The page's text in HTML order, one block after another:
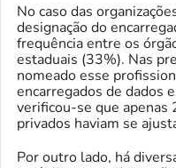
No caso das
designação do
frequência entre os
estaduais (33%). Nas
nomeado esse
encarregados de dados
verificou-se que apenas
privados haviam se
Por outro lado, há